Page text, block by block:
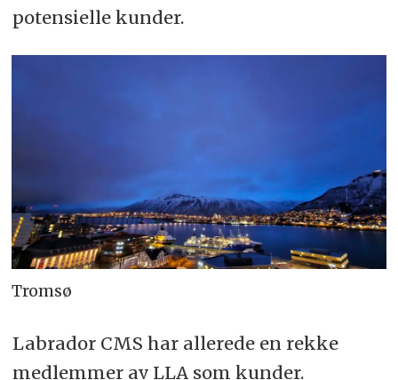
potensielle kunder.
Tromsø
Labrador CMS har allerede en rekke
medlemmer av LLA som kunder.